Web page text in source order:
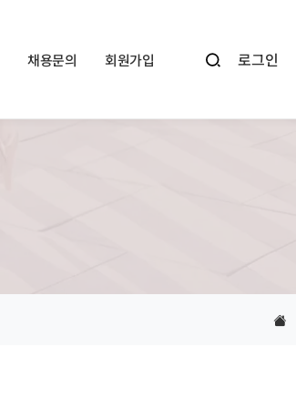
채용문의 회원가입 로그인